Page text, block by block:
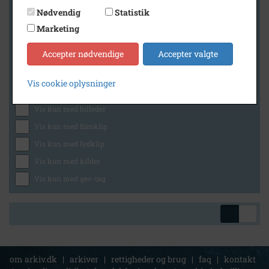
Generelt
Vis kun med billeder
Vis kun med filmklip
Vis kun med lydklip
Vis kun med kilder
Vis kun med geo-tag
om arkiv.dk | arkiver | rettigheder og brug | faq | kontakt
Nødvendig
Statistik
Marketing
Accepter nødvendige Accepter valgte
Vis cookie oplysninger